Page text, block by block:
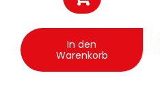
In den
Warenkorb